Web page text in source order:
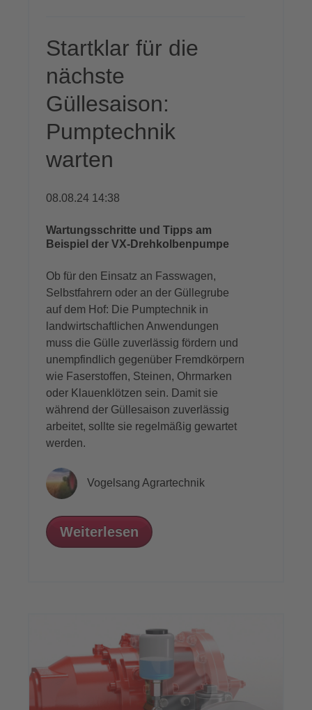
Startklar für die
nächste
Güllesaison:
Pumptechnik
warten
08.08.24 14:38
Wartungsschritte und Tipps am
Beispiel der VX-Drehkolbenpumpe
Ob für den Einsatz an Fasswagen,
Selbstfahrern oder an der Güllegrube
auf dem Hof: Die Pumptechnik in
landwirtschaftlichen Anwendungen
muss die Gülle zuverlässig fördern und
unempfindlich gegenüber Fremdkörpern
wie Faserstoffen, Steinen, Ohrmarken
oder Klauenklötzen sein. Damit sie
während der Güllesaison zuverlässig
arbeitet, sollte sie regelmäßig gewartet
werden.
Vogelsang Agrartechnik
Weiterlesen